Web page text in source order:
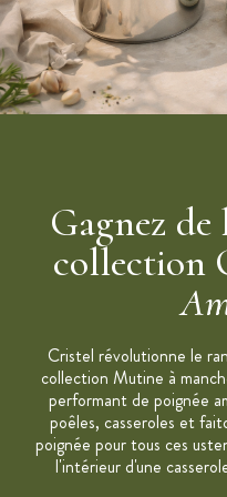
Caractéristiques Marmite
Diamètre: 24 cm
Contenance: 9,4 L
Hauteur: 22 cm
Fabriqué en France
Label "Origine France
Garantie à vie *
Entretien: Passe au lave-
Marque: Cristel
Collection : Mutine
Poignée, anses et
*Cette garantie exclut tous
Gagnez de
collection
Cristel révolutionne le
collection Mutine à
performant de poignée
poêles, casseroles et
poignée pour tous ces
l'intérieur d'une